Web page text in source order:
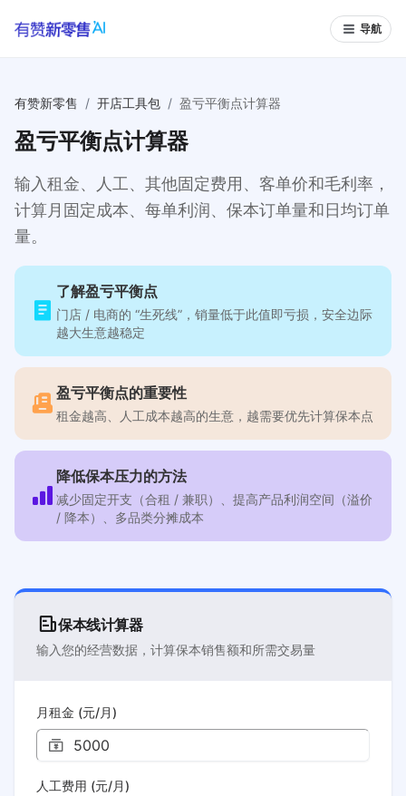
导航
有赞新零售 / 开店工具包 / 盈亏平衡点计算器
盈亏平衡点计算器
输入租金、人工、其他固定费用、客单价和毛利率，
计算月固定成本、每单利润、保本订单量和日均订单
量。
了解盈亏平衡点
门店 / 电商的 “生死线”，销量低于此值即亏损，安全边际
越大生意越稳定
盈亏平衡点的重要性
租金越高、人工成本越高的生意，越需要优先计算保本点
降低保本压力的方法
减少固定开支（合租 / 兼职）、提高产品利润空间（溢价
/ 降本）、多品类分摊成本
保本线计算器
输入您的经营数据，计算保本销售额和所需交易量
月租金 (元/月)
人工费用 (元/月)